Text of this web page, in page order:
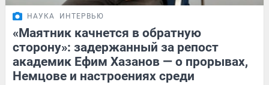
НАУКА ИНТЕРВЬЮ
«Маятник качнется в обратную
сторону»: задержанный за репост
академик Ефим Хазанов — о прорывах,
Немцове и настроениях среди